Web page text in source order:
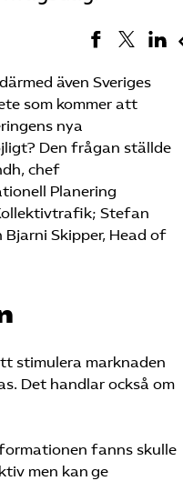
även Sveriges
som kommer att
nya
Den frågan ställde
chef
Planering
Stefan
Skipper, Head of
stimulera marknaden
Det handlar också om
fanns skulle
men kan ge